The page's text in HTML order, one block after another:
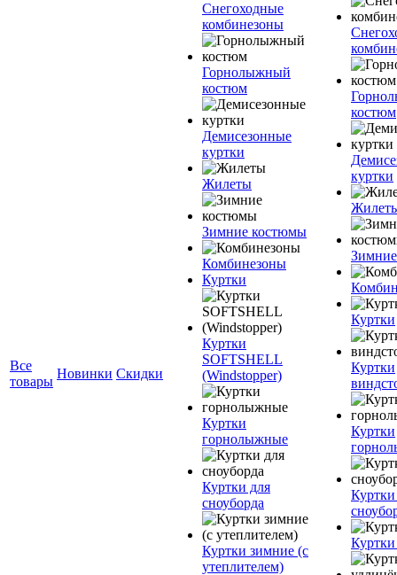
Все
товары
Новинки Скидки
Снегоходные
комбинезоны
Горнолыжный
костюм
Демисезонные
куртки
Жилеты
Зимние костюмы
Комбинезоны
Куртки
Куртки
SOFTSHELL
(Windstopper)
Куртки
горнолыжные
Куртки для
сноуборда
Куртки зимние (с
утеплителем)
костюм
куртки
Куртки
Куртки
Куртки
Куртки